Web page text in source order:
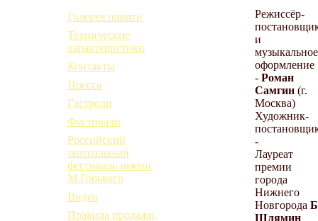
Галерея памяти
Технические
характеристики
Контакты
Пресса
Гастроли
Фестивали
Российский
театральный
фестиваль имени
М.Горького
Видео
Правила продажи,
Режиссёр-
и
музыкальное
оформление
- Роман
Самгин (г.
Москва)
Художник-
-
Лауреат
премии
города
Нижнего
Новгорода
Шлямин